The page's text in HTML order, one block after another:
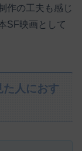
作の工夫も感じ
SF映画として
人におす